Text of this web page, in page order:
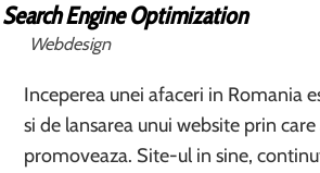
Search Engine Optimization
Webdesign
Inceperea unei afaceri in Romania
si de lansarea unui website prin care
promoveaza. Site-ul in sine,